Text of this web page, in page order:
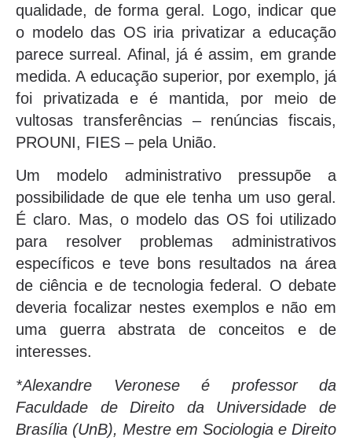
qualidade, de forma geral. Logo, indicar que
o modelo das OS iria privatizar a educação
parece surreal. Afinal, já é assim, em grande
medida. A educação superior, por exemplo, já
foi privatizada e é mantida, por meio de
vultosas transferências – renúncias fiscais,
PROUNI, FIES – pela União.
Um modelo administrativo pressupõe a
possibilidade de que ele tenha um uso geral.
É claro. Mas, o modelo das OS foi utilizado
para resolver problemas administrativos
específicos e teve bons resultados na área
de ciência e de tecnologia federal. O debate
deveria focalizar nestes exemplos e não em
uma guerra abstrata de conceitos e de
interesses.
*Alexandre Veronese é professor da
Faculdade de Direito da Universidade de
Brasília (UnB), Mestre em Sociologia e Direito